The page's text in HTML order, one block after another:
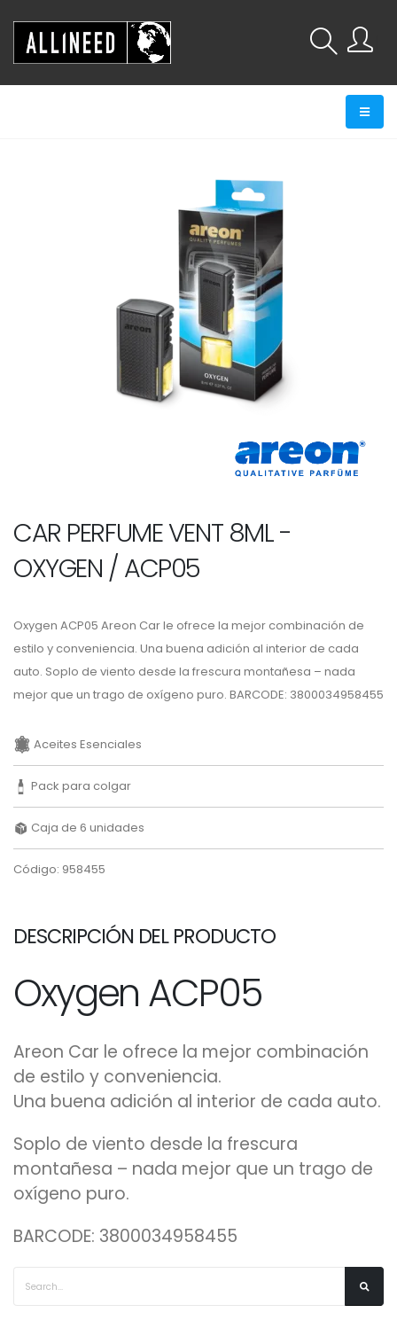
CAR PERFUME VENT 8ML -
OXYGEN / ACP05
Oxygen ACP05 Areon Car le ofrece la mejor combinación de
estilo y conveniencia. Una buena adición al interior de cada
auto. Soplo de viento desde la frescura montañesa – nada
mejor que un trago de oxígeno puro. BARCODE: 3800034958455
Aceites Esenciales
Pack para colgar
Caja de 6 unidades
Código: 958455
DESCRIPCIÓN DEL PRODUCTO
Oxygen ACP05
Areon Car le ofrece la mejor combinación
de estilo y conveniencia.
Una buena adición al interior de cada auto.
Soplo de viento desde la frescura
montañesa – nada mejor que un trago de
oxígeno puro.
BARCODE: 3800034958455